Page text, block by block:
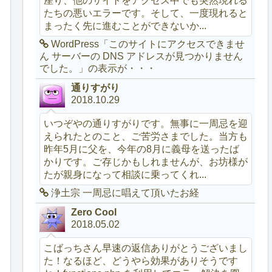
たちの悪いエラーです。そして、一度現れると
まったく先に進むことができないか...
WordPress「このサイトにアクセスできませ
ん サーバーの DNS アドレスが見つかりません
でした。」の表示が・・・
通りすがり
2018.10.29
いつぞやの通りすがりです。無事に一周忌を迎
えられたとのこと、ご苦労さまでした。当方も
昨年5月に父を、今年の8月に義母を送ったば
かりです。ご存じかもしれませんが、お坊様が
たが親身になって相談に乗ってくれ...
浄土宗 一周忌に唱えて頂いたお経
Zero Cool
2018.05.02
こばっちさん早速の返信ありがとうございまし
た！なるほど、どうやら効果がありそうです